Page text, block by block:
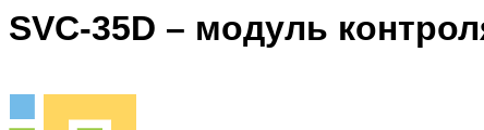
SVC-35D – модуль